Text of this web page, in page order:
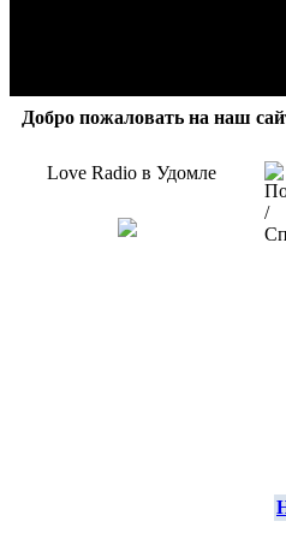
Добро пожаловать на наш
Love Radio в Удомле